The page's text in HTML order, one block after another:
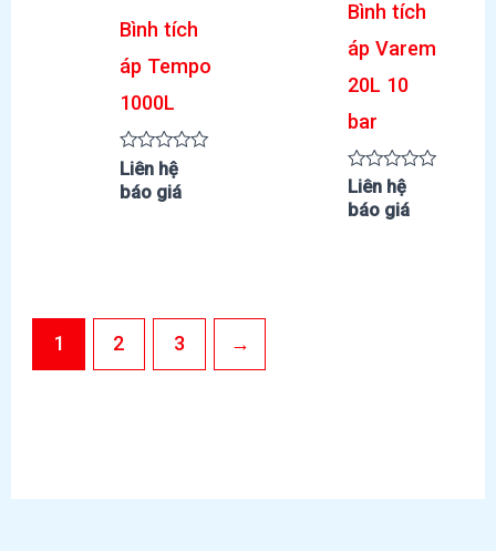
Bình tích
áp Tempo
1000L
Được
xếp
hạng
Liên hệ
báo giá
Bình tích
áp Varem
20L 10
bar
Được
xếp
hạng
Liên hệ
báo giá
1 2 3 →